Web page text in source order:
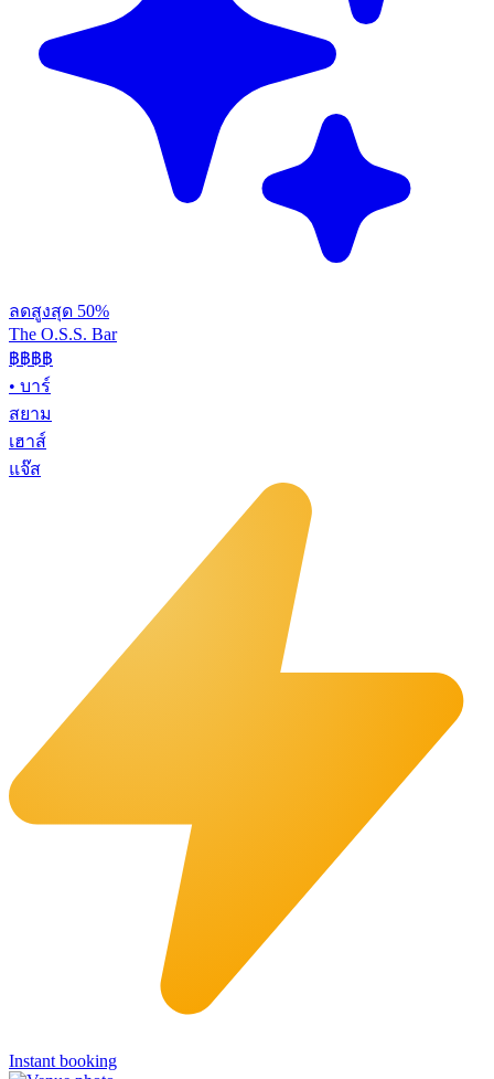
ลดสูงสุด 50%
The O.S.S. Bar
฿฿฿฿
• บาร์
สยาม
เฮาส์
แจ๊ส
Instant booking